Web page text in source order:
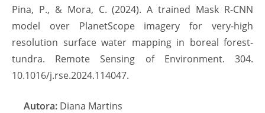
Pina, P., & Mora, C. (2024). A trained Mask R-CNN
model over PlanetScope imagery for very-high
resolution surface water mapping in boreal forest-
tundra. Remote Sensing of Environment. 304.
10.1016/j.rse.2024.114047.
Autora: Diana Martins